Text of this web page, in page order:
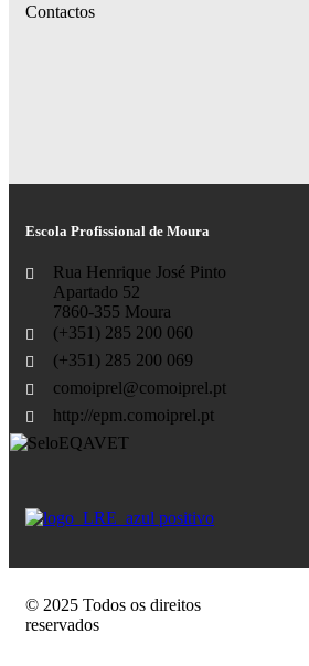
Contactos
Escola Profissional de Moura
Rua Henrique José Pinto
Apartado 52
7860-355 Moura
(+351) 285 200 060
(+351) 285 200 069
comoiprel@comoiprel.pt
http://epm.comoiprel.pt
© 2025 Todos os direitos
reservados